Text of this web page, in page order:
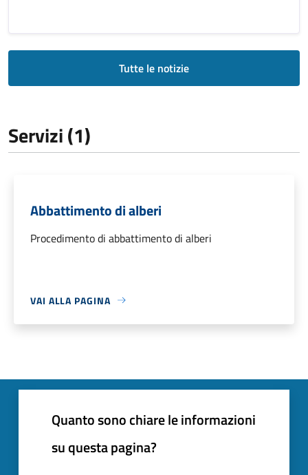
Tutte le notizie
Servizi (1)
Abbattimento di alberi
Procedimento di abbattimento di alberi
VAI ALLA PAGINA
Quanto sono chiare le informazioni
su questa pagina?